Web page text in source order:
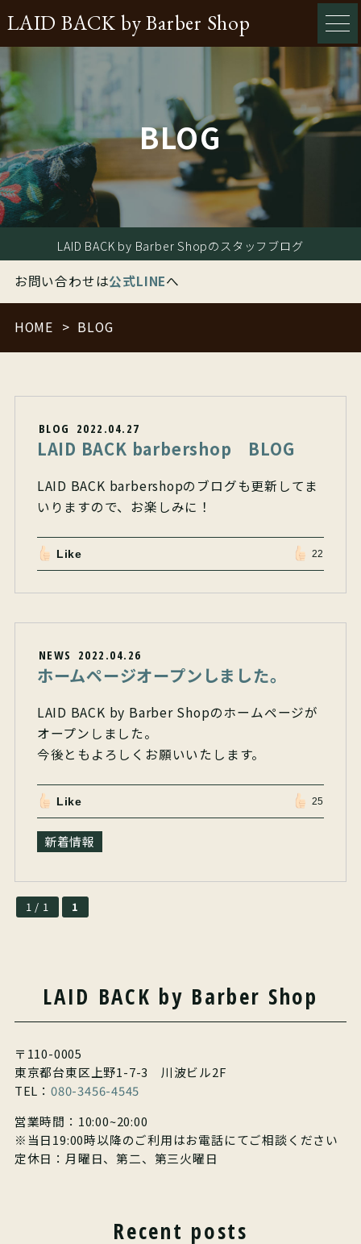
LAID BACK by Barber Shop
BLOG
LAID BACK by Barber Shopのスタッフブログ
お問い合わせは公式LINEへ
HOME BLOG
BLOG 2022.04.27
LAID BACK barbershop BLOG
LAID BACK barbershopのブログも更新してま
いりますので、お楽しみに！
Like 22
NEWS 2022.04.26
ホームページオープンしました。
LAID BACK by Barber Shopのホームページが
オープンしました。
今後ともよろしくお願いいたします。
Like 25
新着情報
1 / 1 1
LAID BACK by Barber Shop
〒110-0005
東京都台東区上野1-7-3 川波ビル2F
TEL：080-3456-4545
営業時間：10:00~20:00
※当日19:00時以降のご利用はお電話にてご相談ください
定休日：月曜日、第二、第三火曜日
Recent posts